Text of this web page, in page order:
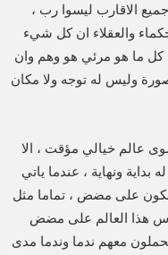
الاقارب ليسوا رب ،
والعقلاء ان كل شيء
ما هو مرئي هو وهم وان
وليس له توجه ولا مكان
عالم خيالي مؤقت ، الا
بداية ونهاية ، عندما ياتي
يبكون على مضض ، تماما مثل
هذا العالم على مضض
معهم ندما وندما مدى